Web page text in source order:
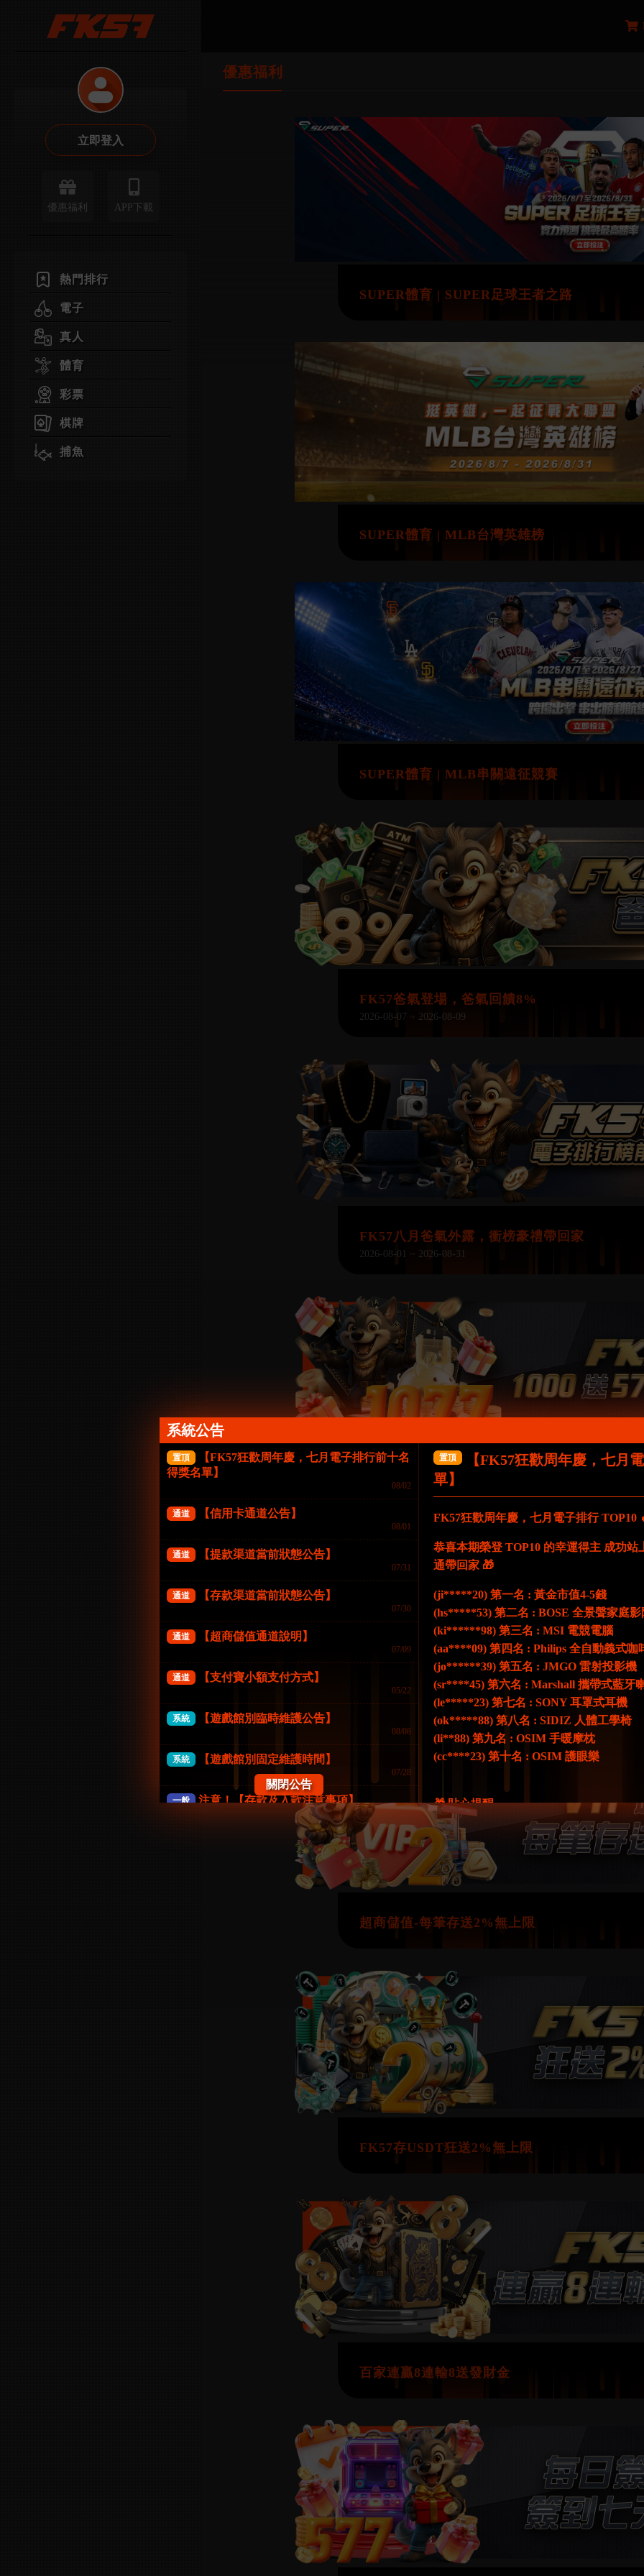
立即登入
優惠福利 APP下載
熱門排行
電子
真人
體育
彩票
棋牌
捕魚
優惠福利
SUPER體育 | SUPER足球王者之路
SUPER體育 | MLB台灣英雄榜
SUPER體育 | MLB串關遠征競賽
FK57爸氣登場，爸氣回饋8%
2026-08-07 ~ 2026-08-09
FK57八月爸氣外露，衝榜豪禮帶回家
2026-08-01 ~ 2026-08-31
首存1000送577/3000送1077
FK57電子回饋再多送15%
超商儲值-每筆存送2%無上限
FK57存USDT狂送2%無上限
百家連贏8連輸8送發財金
系統公告
置頂
【FK57狂歡周年慶，七月電子排行前十名
得獎名單】
08/02
通道 【信用卡通道公告】
08/01
通道 【提款渠道當前狀態公告】
07/31
通道 【存款渠道當前狀態公告】
07/30
通道 【超商儲值通道說明】
07/09
通道 【支付寶小額支付方式】
05/22
系統 【遊戲館別臨時維護公告】
08/08
系統 【遊戲館別固定維護時間】
07/28
一般 注意！【存款及入款注意事項】
《防詐騙公告》FK57娛樂城
07/18
關閉公告
置頂
【FK57狂歡周年慶，七月
單】
FK57狂歡周年慶，七月電子排行 TOP10
恭喜本期榮登 TOP10 的幸運得主 成功
通帶回家 🎁
(ji*****20) 第一名 : 黃金市值4-5錢
(hs*****53) 第二名 : BOSE 全景聲家庭影
(ki******98) 第三名 : MSI 電競電腦
(aa****09) 第四名 : Philips 全自動義式咖
(jo******39) 第五名 : JMGO 雷射投影機
(sr****45) 第六名 : Marshall 攜帶式藍牙
(le*****23) 第七名 : SONY 耳罩式耳機
(ok*****88) 第八名 : SIDIZ 人體工學椅
(li**88) 第九名 : OSIM 手暖摩枕
(cc****23) 第十名 : OSIM 護眼樂
🎁 貼心提醒
📌 全部獎品顏色隨機
📌 獎品價值以FK57定價為計算基準
📌 可選擇兌換為商品等值的 7 折彩金
📌 獎勵陸續發放，請留意相關通知訊息
⚠️逾期視同放棄，恕不補發⚠️